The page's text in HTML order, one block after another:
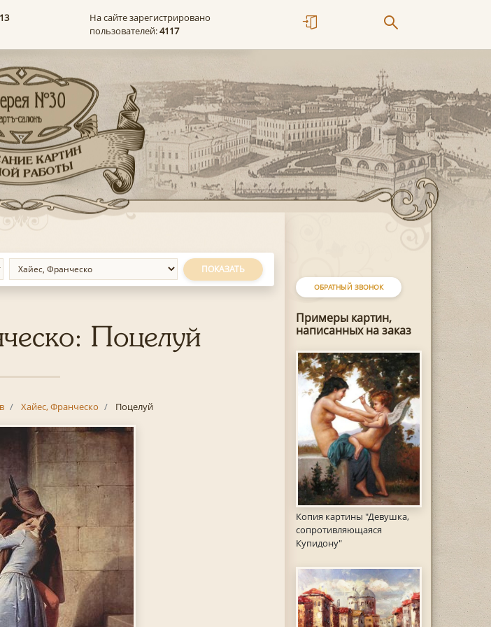
На сайте зарегистрировано
пользователей:4117
ОБРАТНЫЙ ЗВОНОК
Примеры картин,
написанных на заказ
Копия картины "Девушка,
сопротивляющаяся
Купидону"
ПОКАЗАТЬ
Поцелуй
Хайес, Франческо Поцелуй